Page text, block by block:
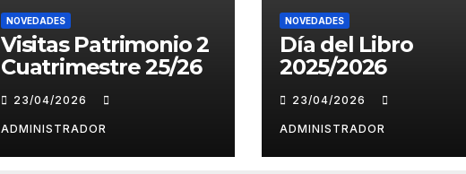
NOVEDADES
Visitas Patrimonio 2
Cuatrimestre 25/26
23/04/2026
ADMINISTRADOR
NOVEDADES
Día del Libro
2025/2026
23/04/2026
ADMINISTRADOR